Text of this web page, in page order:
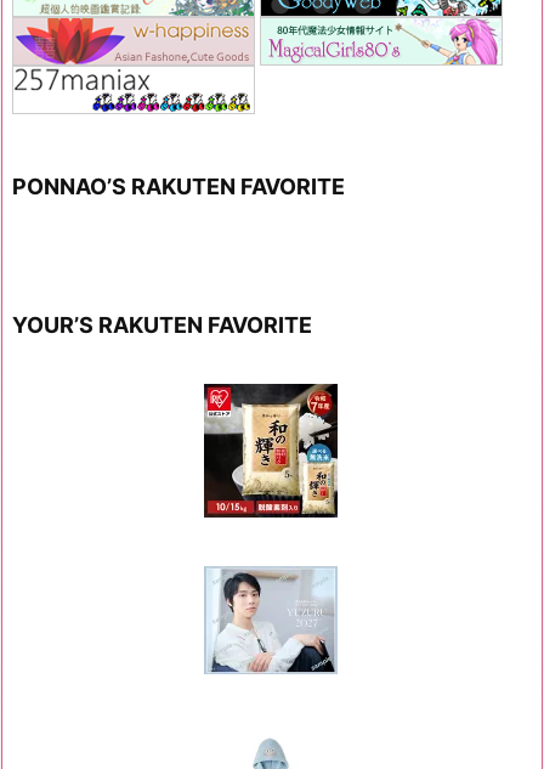
PONNAO’S RAKUTEN FAVORITE
YOUR’S RAKUTEN FAVORITE